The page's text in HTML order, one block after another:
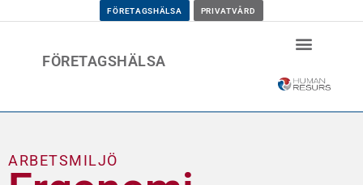
FÖRETAGSHÄLSA PRIVATVÅRD
FÖRETAGSHÄLSA
ARBETSMILJÖ